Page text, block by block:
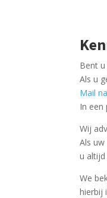
Bent
Als u
Mail
In een
Wij
Als
u
We
hierbij